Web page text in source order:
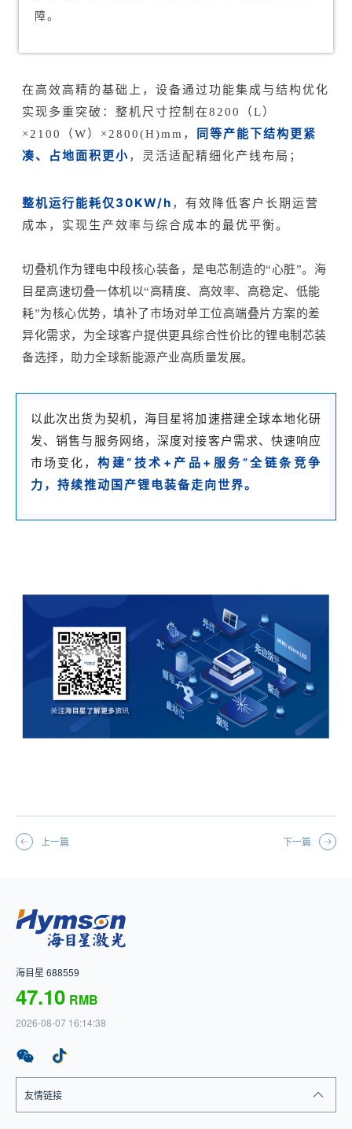
障。
在高效高精的基础上，设备通过功能集成与结构优化
实现多重突破：整机尺寸控制在8200（L）
×2100（W）×2800(H)mm， 同等产能下结构更紧
凑、占地面积更小，灵活适配精细化产线布局；
整机运行能耗仅30KW/h ，有效降低客户长期运营
成本，实现生产效率与综合成本的最优平衡。
切叠机作为锂电中段核心装备，是电芯制造的“心脏”。海
目星高速切叠一体机以“高精度、高效率、高稳定、低能
耗”为核心优势，填补了市场对单工位高端叠片方案的差
异化需求，为全球客户提供更具综合性价比的锂电制芯装
备选择，助力全球新能源产业高质量发展。
以此次出货为契机，海目星将加速搭建全球本地化研
发、销售与服务网络，深度对接客户需求、快速响应
市场变化，构建“技术+产品+服务”全链条竞争
力，持续推动国产锂电装备走向世界。
上一篇 下一篇
海目星 688559
47.10 RMB
2026-08-07 16:14:38
友情链接